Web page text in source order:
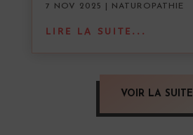
7 NOV 2025 NATUROPATHIE
LIRE LA SUITE...
VOIR LA SUITE